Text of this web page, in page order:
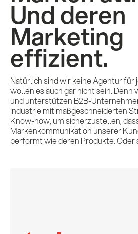
Und deren
Marketing
effizient.
Natürlich sind wir keine Agentur für
wollen es auch gar nicht sein. Denn
und unterstützen B2B-
Industrie mit maßgeschneiderten
Know-how, um sicherzustellen,
Markenkommunikation unserer
performt wie deren Produkte. Oder